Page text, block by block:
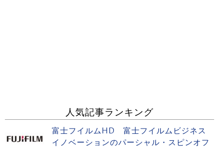
人気記事ランキング
富士フイルムHD 富士フイルムビジネス
イノベーションのパーシャル・スピンオフ